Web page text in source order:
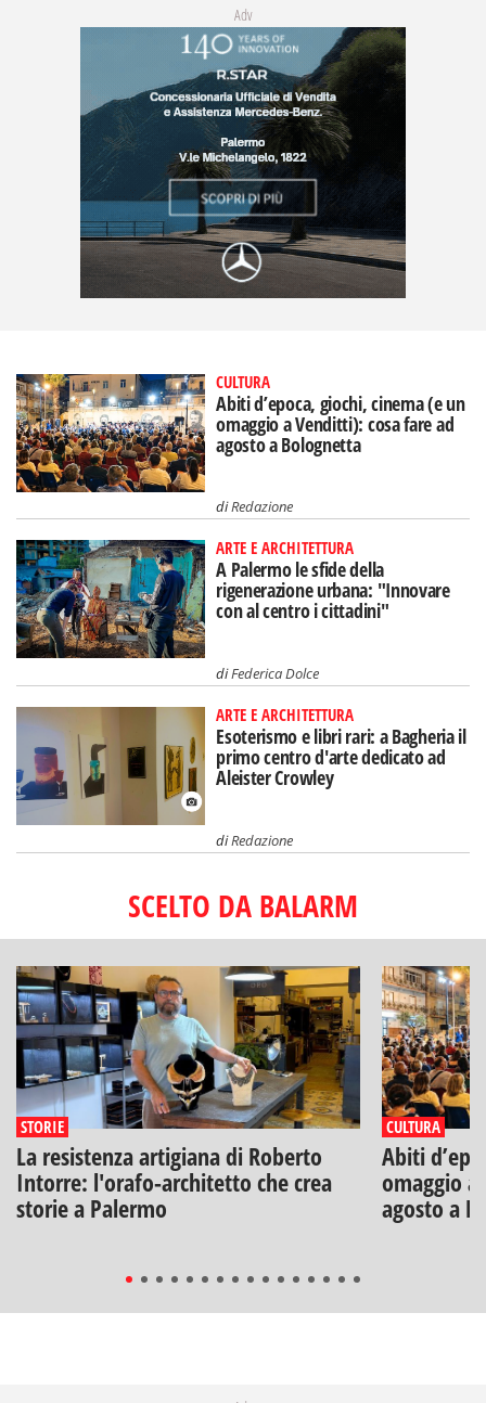
Adv
CULTURA
Abiti d’epoca, giochi, cinema (e un
omaggio a Venditti): cosa fare ad
agosto a Bolognetta
diRedazione
ARTE E ARCHITETTURA
A Palermo le sfide della
rigenerazione urbana: "Innovare
con al centro i cittadini"
diFederica Dolce
ARTE E ARCHITETTURA
Esoterismo e libri rari: a Bagheria il
primo centro d'arte dedicato ad
Aleister Crowley
diRedazione
SCELTO DA BALARM
STORIE
La resistenza artigiana di Roberto
Intorre: l'orafo-architetto che crea
storie a Palermo
CULTURA
Abiti
omaggio
agosto a